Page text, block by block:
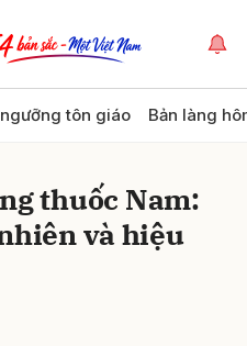
tôn giáo Bản làng
thuốc Nam:
và hiệu